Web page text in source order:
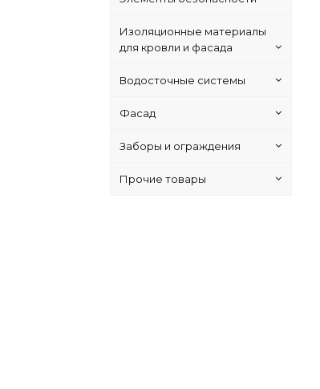
Изоляционные материалы
для кровли и фасада
Водосточные системы
Фасад
Заборы и ограждения
Прочие товары